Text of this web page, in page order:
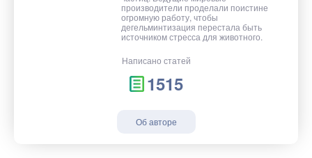
производители проделали поистине
огромную работу, чтобы
дегельминтизация перестала быть
источником стресса для животного.
Написано статей
1515
Об авторе